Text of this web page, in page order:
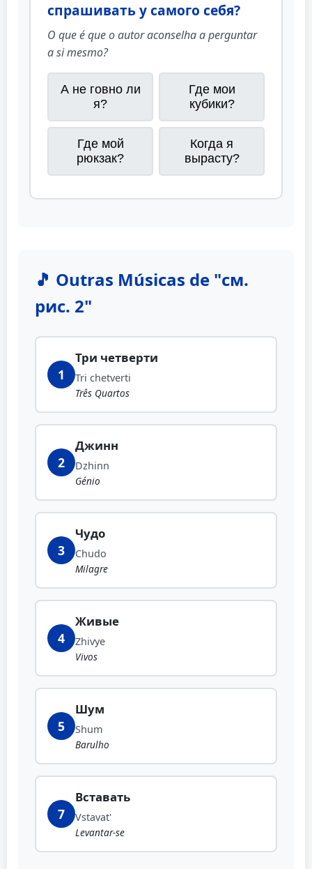
спрашивать у самого себя?
O que é que o autor aconselha a perguntar
a si mesmo?
А не говно ли
я?
Где мои
кубики?
Где мой
рюкзак?
Когда я
вырасту?
🎵 Outras Músicas de "см.
рис. 2"
1
Три четверти
Tri chetverti
Três Quartos
2
Джинн
Dzhinn
Génio
3
Чудо
Chudo
Milagre
4
Живые
Zhivye
Vivos
5
Шум
Shum
Barulho
7
Вставать
Vstavat'
Levantar-se